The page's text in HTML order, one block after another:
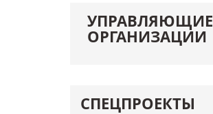
УПРАВЛЯЮЩИЕ
ОРГАНИЗАЦИИ
СПЕЦПРОЕКТЫ